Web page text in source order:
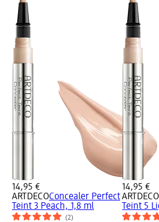
14,95 €
ARTDECOConcealer Perfect
Teint 3 Peach, 1,8 ml
(2)
14,95 €
ARTDECO
Teint 5